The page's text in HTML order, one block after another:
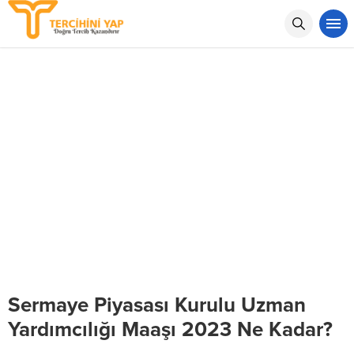
Sermaye Piyasası Kurulu Uzman
Yardımcılığı Maaşı 2023 Ne Kadar?